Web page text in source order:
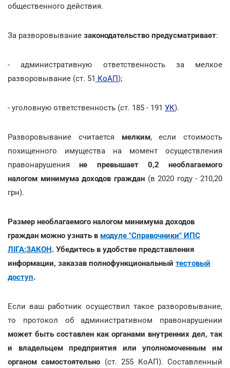
общественного действия.
За разворовывание законодательство предусматривает:
- административную ответственность за мелкое
разворовывание (ст. 51 КоАП);
- уголовную ответственность (ст. 185 - 191 УК).
Разворовывание считается мелким, если стоимость
похищенного имущества на момент осуществления
правонарушенияне превышает 0,2 необлагаемого
налогом минимума доходов граждан(в 2020 году - 210,20
грн).
Размер необлагаемого налогом минимума доходов
граждан можно узнать в модуле "Справочники" ИПС
ЛІГА:ЗАКОН. Убедитесь в удобстве представления
информации, заказав полнофункциональный тестовый
доступ.
Если ваш работник осуществил такое разворовывание,
то протокол об административном правонарушении
может быть составлен как органами внутренних дел, так
и владельцем предприятия или уполномоченным им
органом самостоятельно (ст. 255 КоАП). Составленный